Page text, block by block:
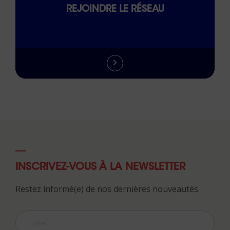
REJOINDRE LE RÉSEAU
INSCRIVEZ-VOUS À LA NEWSLETTER
Restez informé(e) de nos dernières nouveautés.